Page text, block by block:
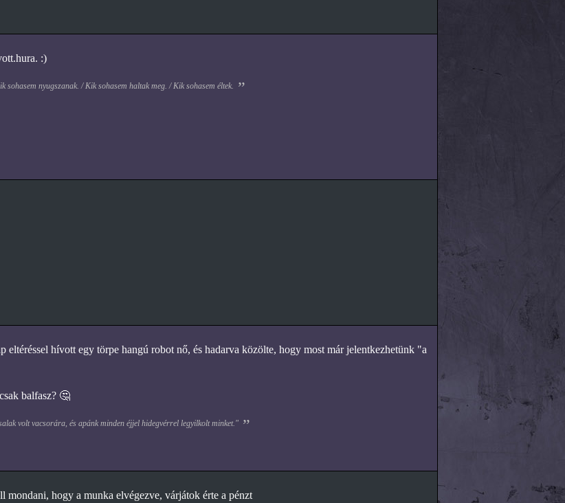
:)
sohasem nyugszanak. / Kik sohasem haltak meg. / Kik sohasem éltek.
eltéréssel hívott egy törpe hangú robot nő, és hadarva közölte, hogy most már jelentkezhetünk "a
balfasz? 🤔
volt vacsorára, és apánk minden éjjel hidegvérrel legyilkolt minket."
mondani, hogy a munka elvégezve, várjátok érte a pénzt